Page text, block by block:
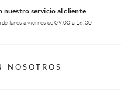
nuestro servicio al cliente
lunes a viernes de 09:00 a 16:00
NOSOTROS